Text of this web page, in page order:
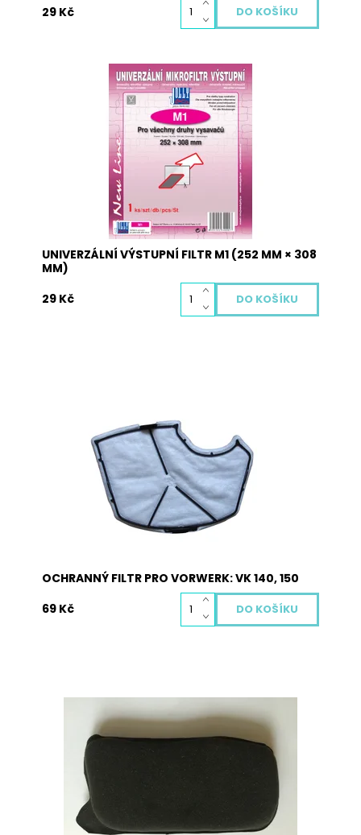
29 Kč
Univerzální výstupní filtr k vysavačům. rozměr
252 mm × 308 mm.
Skladem
970002
UNIVERZÁLNÍ VÝSTUPNÍ FILTR M1 (252 MM × 308
MM)
29 Kč
Dostupnost:
Skladem
2031
OCHRANNÝ FILTR PRO VORWERK: VK 140, 150
69 Kč
Dostupnost:
Skladem